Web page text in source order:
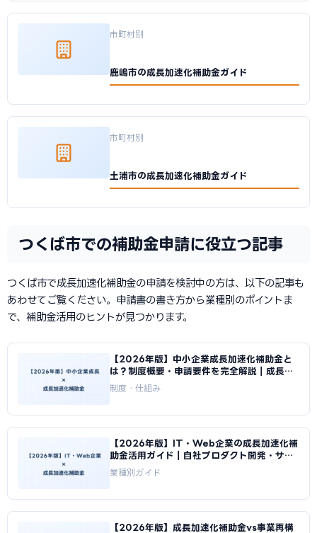
市町村別
鹿嶋市の成長加速化補助金ガイド
市町村別
土浦市の成長加速化補助金ガイド
つくば市での補助金申請に役立つ記事
つくば市で成長加速化補助金の申請を検討中の方は、以下の記事も
あわせてご覧ください。申請書の書き方から業種別のポイントま
で、補助金活用のヒントが見つかります。
【2026年版】中小企業成長加速化補助金と
は？制度概要・申請要件を完全解説｜成長加
速化補助金ナビ
制度・仕組み
【2026年版】IT・Web企業の成長加速化補
助金活用ガイド｜自社プロダクト開発・サー
バ基盤整備の申請方法｜成長加速化補助金ナ
ビ
業種別ガイド
【2026年版】成長加速化補助金vs事業再構